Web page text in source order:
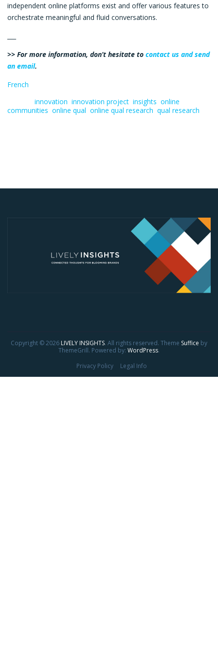
independent online platforms exist and offer various features to
orchestrate meaningful and fluid conversations.
>> For more information, don’t hesitate to contact us and send
an email.
French
innovation innovation project insights online
communities online qual online qual research qual research
Copyright © 2026 LIVELY INSIGHTS. All rights reserved. Theme Suffice by
ThemeGrill. Powered by: WordPress.
Privacy Policy
Legal Info